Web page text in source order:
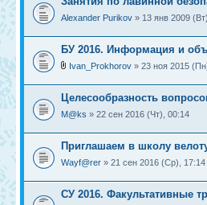
Alexander Purikov » 13 янв 2009
БУ 2016. Информация и
Ivan_Prokhorov » 23 ноя 2015
Целесообразность
M@ks » 22 сен 2016 (Чт), 00:14
Приглашаем в школу
Wayf@rer » 21 сен 2016 (Ср), 17:14
СУ 2016. Факультативные